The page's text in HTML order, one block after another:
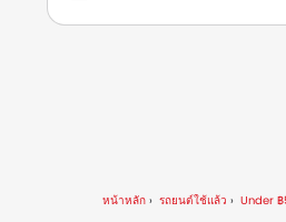
หน้าหลัก รถยนต์ใช้แล้ว Under